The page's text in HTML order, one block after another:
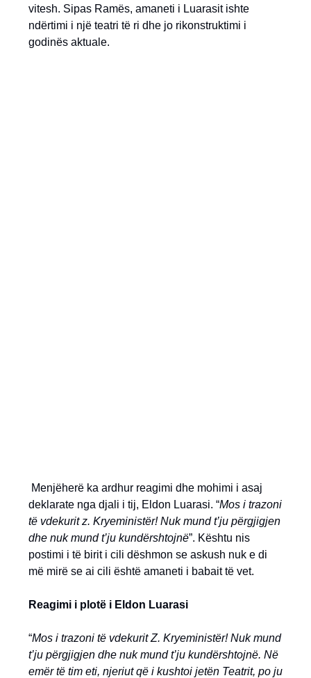
vitesh. Sipas Ramës, amaneti i Luarasit ishte
ndërtimi i një teatri të ri dhe jo rikonstruktimi i
godinës aktuale.
Menjëherë ka ardhur reagimi dhe mohimi i asaj
deklarate nga djali i tij, Eldon Luarasi. “Mos i trazoni
të vdekurit z. Kryeministër! Nuk mund t’ju përgjigjen
dhe nuk mund t’ju kundërshtojnë”. Kështu nis
postimi i të birit i cili dëshmon se askush nuk e di
më mirë se ai cili është amaneti i babait të vet.
Reagimi i plotë i Eldon Luarasi
“Mos i trazoni të vdekurit Z. Kryeministër! Nuk mund
t’ju përgjigjen dhe nuk mund t’ju kundërshtojnë. Në
emër të tim eti, njeriut që i kushtoi jetën Teatrit, po ju